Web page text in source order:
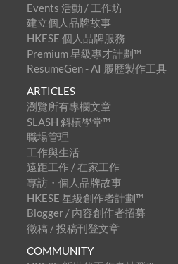
Events 活動 / 工作坊
建立個人品牌故事
HKESE 個人品牌服務
Premium 星級專才計劃™
ResumeGen - AI 履歷製作工具
ARTICLES
瀏覽所有專欄文章
SLASH 斜槓學堂™
職場管理
工作與生活
遠距工作 / 在家工作
專訪・個人品牌故事
HKESE 星級創作者計劃™
Blogger / 內容創作者招募
徵稿 / 投稿刊登文章
COMMUNITY